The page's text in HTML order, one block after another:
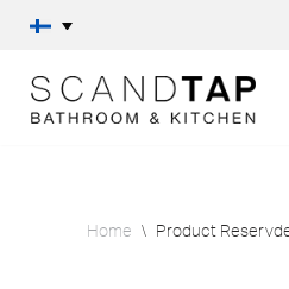
to
content
Home \ Product